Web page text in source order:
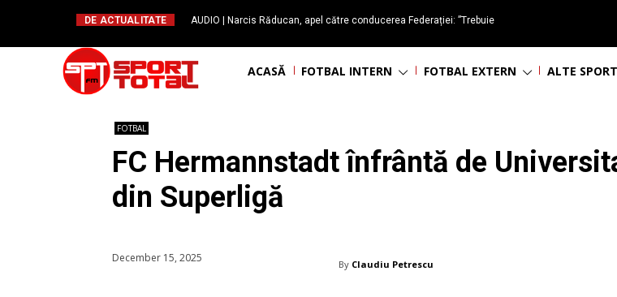
DE ACTUALITATE
AUDIO | Narcis Răducan, apel către conducerea Federației: ”Trebuie
ACASĂ FOTBAL INTERN FOTBAL EXTERN ALTE
FOTBAL
FC Hermannstadt înfrântă de
din Superligă
December 15, 2025 By Claudiu Petrescu